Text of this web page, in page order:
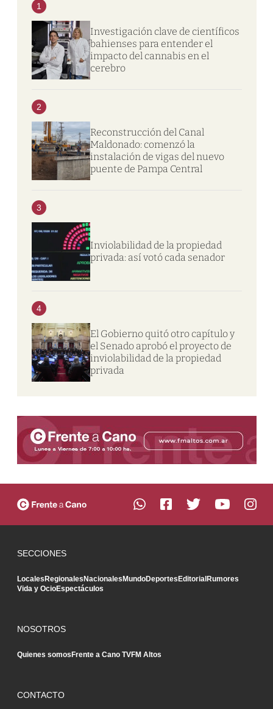
1
Investigación clave de científicos
bahienses para entender el
impacto del cannabis en el
cerebro
2
Reconstrucción del Canal
Maldonado: comenzó la
instalación de vigas del nuevo
puente de Pampa Central
3
Inviolabilidad de la propiedad
privada: así votó cada senador
4
El Gobierno quitó otro capítulo y
el Senado aprobó el proyecto de
inviolabilidad de la propiedad
privada
SECCIONES
LocalesRegionalesNacionalesMundoDeportesEditorialRumores
Vida y OcioEspectáculos
NOSOTROS
Quienes somosFrente a Cano TVFM Altos
CONTACTO